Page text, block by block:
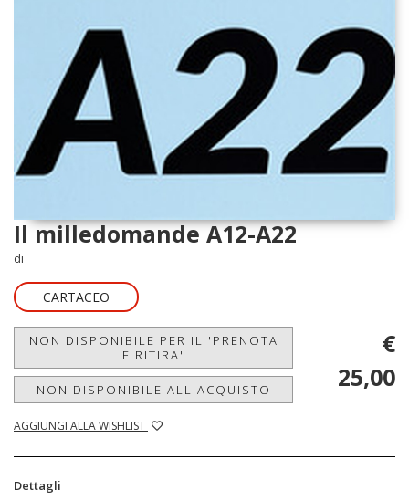
Il milledomande A12-A22
di
CARTACEO
NON DISPONIBILE PER IL 'PRENOTA
E RITIRA'
NON DISPONIBILE ALL'ACQUISTO
AGGIUNGI ALLA WISHLIST
€
25,00
Dettagli